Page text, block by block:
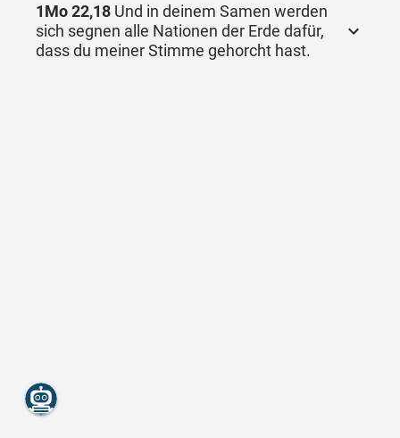
1Mo 22,18 Und in deinem Samen werden
sich segnen alle Nationen der Erde dafür,
dass du meiner Stimme gehorcht hast.